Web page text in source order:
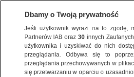
METEO
CIEKAWOSTKI
Dbamy o Twoją prywatność
Jeśli użytkownik wyrazi na to zgodę,
Partnerów IAB oraz30 innych
użytkownika i uzyskiwać do nich
przeglądania. Odbywa się to
przeglądania przechowywanych w
się przetwarzaniu w oparciu o